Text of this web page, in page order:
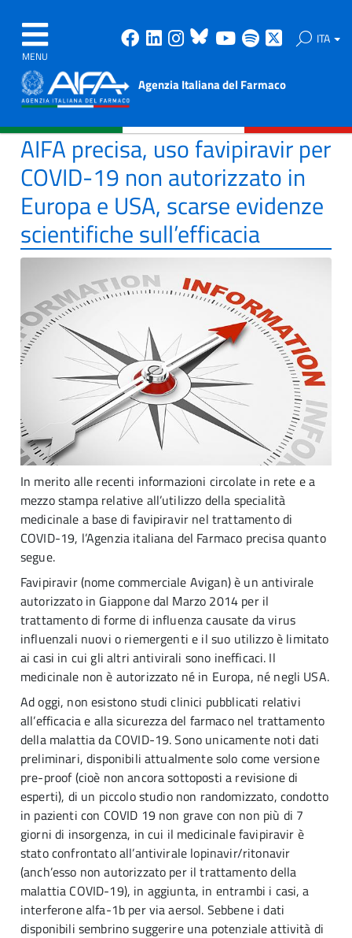
MENU
Facebook
Linkedin
Instagram
Bluesky
Youtube
Spotify ITA
Agenzia Italiana del Farmaco
AIFA precisa, uso favipiravir per
COVID-19 non autorizzato in
Europa e USA, scarse evidenze
scientifiche sull’efficacia
In merito alle recenti informazioni circolate in rete e a
mezzo stampa relative all’utilizzo della specialità
medicinale a base di favipiravir nel trattamento di
COVID-19, l’Agenzia italiana del Farmaco precisa quanto
segue.
Favipiravir (nome commerciale Avigan) è un antivirale
autorizzato in Giappone dal Marzo 2014 per il
trattamento di forme di influenza causate da virus
influenzali nuovi o riemergenti e il suo utilizzo è limitato
ai casi in cui gli altri antivirali sono inefficaci. Il
medicinale non è autorizzato né in Europa, né negli USA.
Ad oggi, non esistono studi clinici pubblicati relativi
all’efficacia e alla sicurezza del farmaco nel trattamento
della malattia da COVID-19. Sono unicamente noti dati
preliminari, disponibili attualmente solo come versione
pre-proof (cioè non ancora sottoposti a revisione di
esperti), di un piccolo studio non randomizzato, condotto
in pazienti con COVID 19 non grave con non più di 7
giorni di insorgenza, in cui il medicinale favipiravir è
stato confrontato all’antivirale lopinavir/ritonavir
(anch’esso non autorizzato per il trattamento della
malattia COVID-19), in aggiunta, in entrambi i casi, a
interferone alfa-1b per via aersol. Sebbene i dati
disponibili sembrino suggerire una potenziale attività di